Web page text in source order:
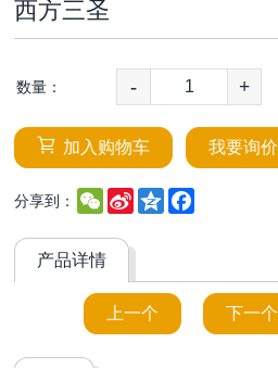
西方三圣
数量： - +
加入购物车 我要询价
分享到： WeChat
Sina
Weibo
Qzone
产品详情
上一个 下一个